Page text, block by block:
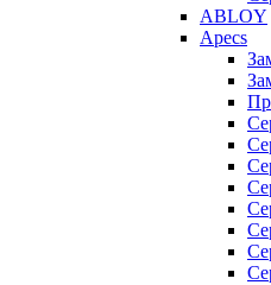
ABLOY
Apecs